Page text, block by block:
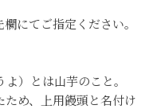
にてご指定ください。
）とは山芋のこと。
め、上用饅頭と名付け